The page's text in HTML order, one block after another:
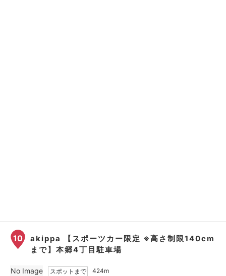
10
akippa 【スポーツカー限定 ※高さ制限140cm
まで】本郷4丁目駐車場
スポットまで
424m
No Image